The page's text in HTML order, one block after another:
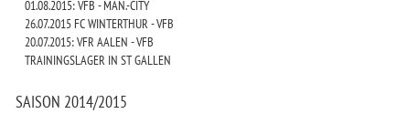
01.08.2015: VFB - MAN.-CITY
26.07.2015 FC WINTERTHUR - VFB
20.07.2015: VFR AALEN - VFB
TRAININGSLAGER IN ST GALLEN
SAISON 2014/2015